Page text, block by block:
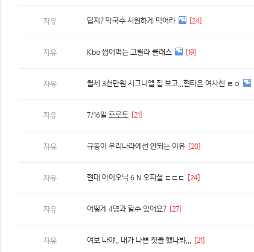
자유 덥지? 막국수 시원하게 먹어라 [24]
자유 Kbo 씹어먹는 고릴라 클래스 [19]
자유 월세 3천만원 시그니엘 집 보고...현타온 여사친 ㄹㅇ
자유 7/16일 포로토 [21]
자유 규동이 우리나라에선 안되는 이유 [20]
자유 현대 아이오닉 6 N 오피셜 ㄷㄷㄷ [24]
자유 어떻게 4명과 할수 있어요? [27]
자유 여보 나야.. 내가 나쁜 짓을 했나봐... [21]